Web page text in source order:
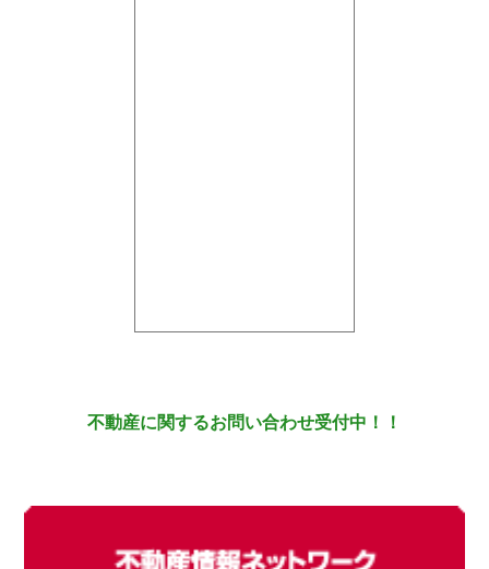
不動産に関するお問い合わせ受付中！！